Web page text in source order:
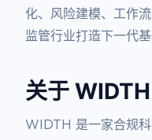
化、风险建模、工作
监管行业打造下一代基
关于 WIDTH
WIDTH 是一家合规